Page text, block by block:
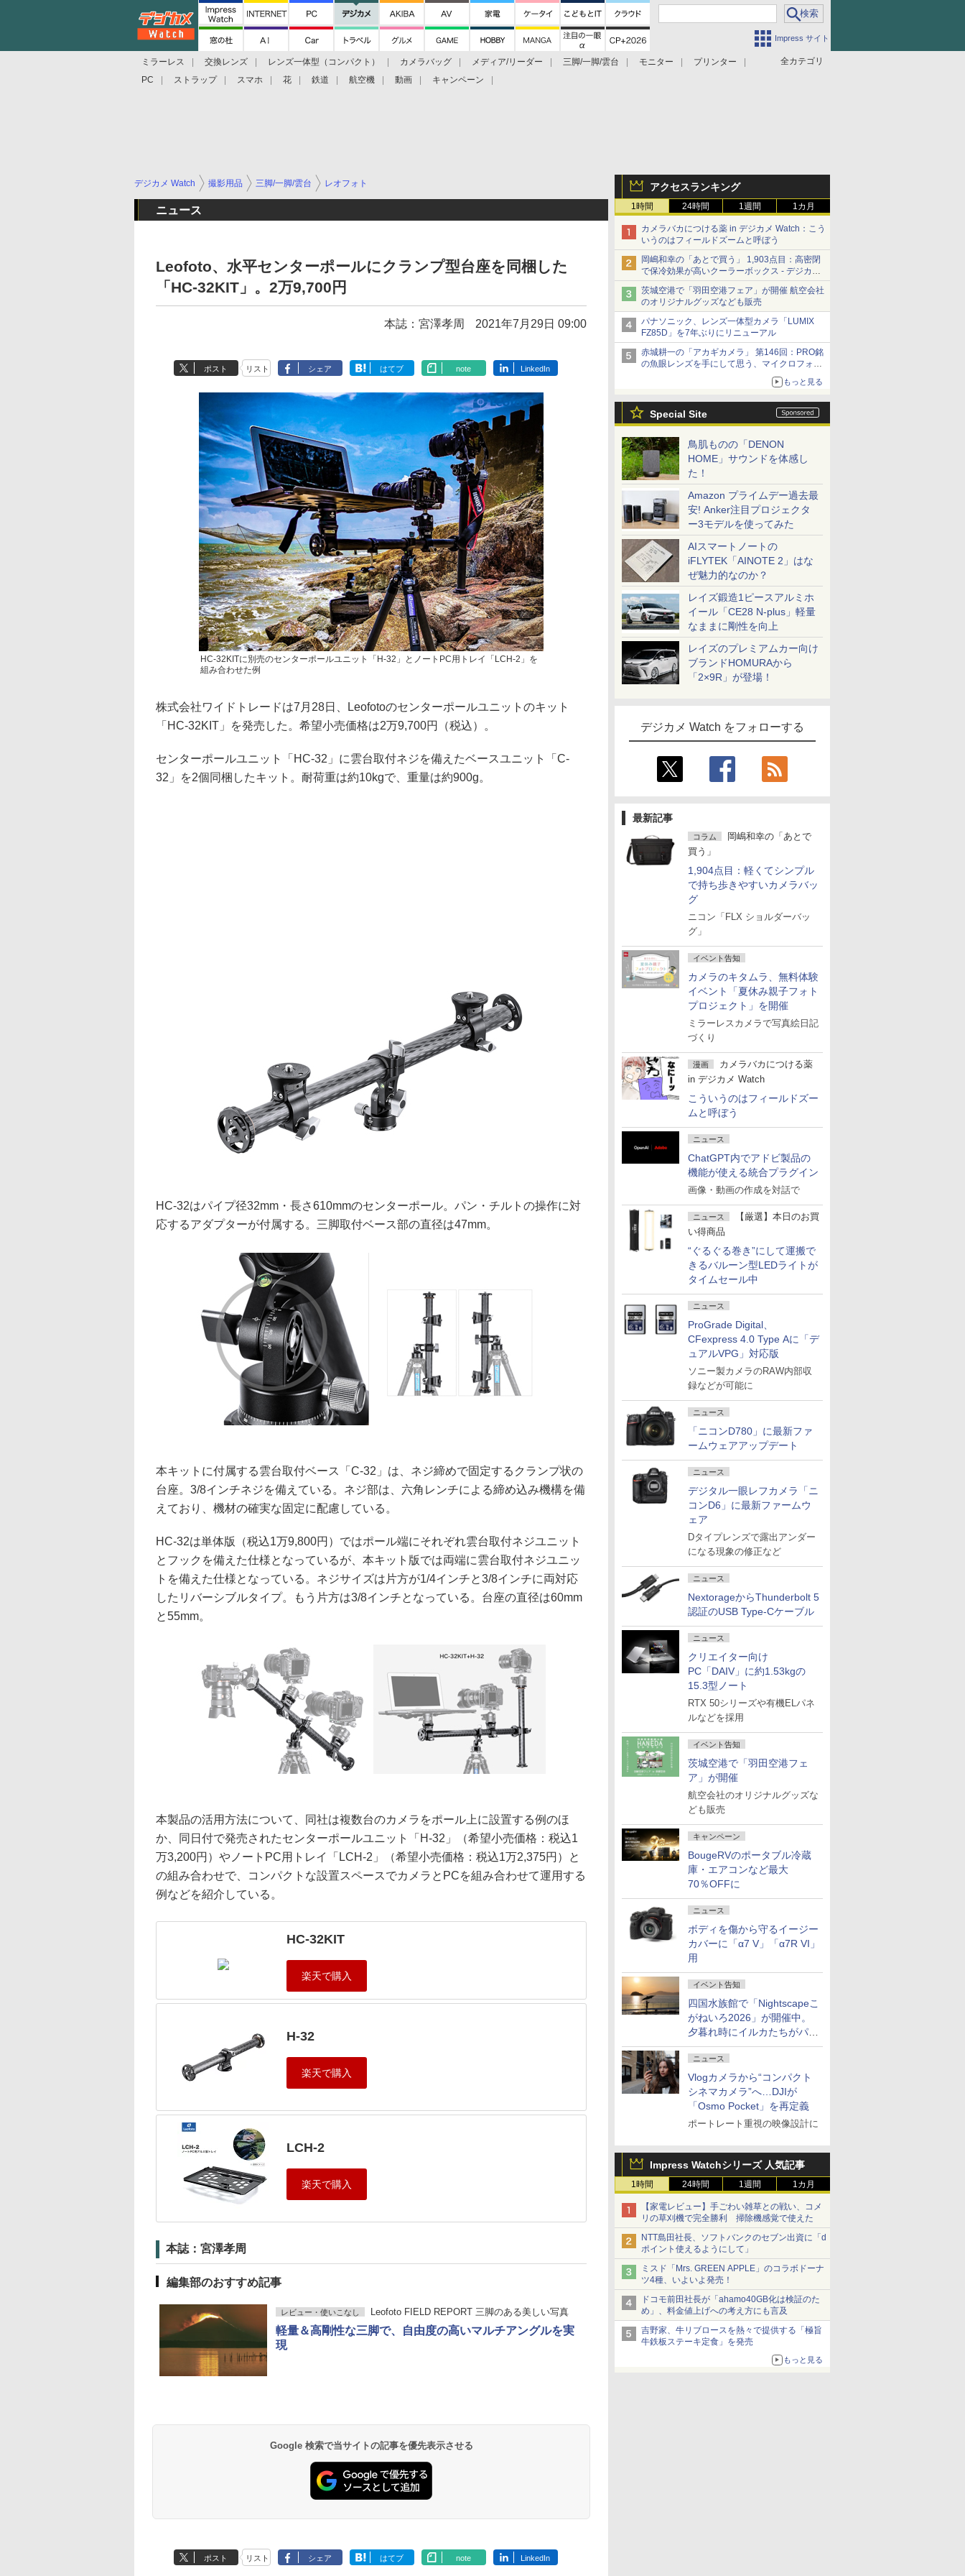
Impress サイト
全カテゴリ
ミラーレス 交換レンズ レンズ一体型（コンパクト） カメラバッグ メディア/リーダー 三脚/一脚/雲台 モニター
プリンター
PC
ストラップ スマホ 花 鉄道 航空機 動画 キャンペーン
アクセスランキング
1時間 24時間 1週間 1カ月
カメラバカにつける薬 in デジカメ Watch：こう
いうのはフィールドズームと呼ぼう
岡嶋和幸の「あとで買う」 1,903点目：高密閉
で保冷効果が高いクーラーボックス - デジカメ
Watch
茨城空港で「羽田空港フェア」が開催 航空会社
のオリジナルグッズなども販売
パナソニック、レンズ一体型カメラ「LUMIX
FZ85D」を7年ぶりにリニューアル
赤城耕一の「アカギカメラ」 第146回：PRO銘
の魚眼レンズを手にして思う、マイクロフォー
もっと見る
Special Site
鳥肌ものの「DENON
HOME」サウンドを体感し
た！
Amazon プライムデー過去最
安! Anker注目プロジェクタ
ー3モデルを使ってみた
AIスマートノートの
iFLYTEK「AINOTE 2」はな
ぜ魅力的なのか？
レイズ鍛造1ピースアルミホ
イール「CE28 N-plus」軽量
なままに剛性を向上
レイズのプレミアムカー向け
ブランドHOMURAから
「2×9R」が登場！
デジカメ Watch をフォローする
最新記事
コラム
岡嶋和幸の「あとで
買う」
1,904点目：軽くてシンプル
で持ち歩きやすいカメラバッ
グ
ニコン「FLX ショルダーバッ
グ」
イベント告知
カメラのキタムラ、無料体験
イベント「夏休み親子フォト
プロジェクト」を開催
ミラーレスカメラで写真絵日記
づくり
漫画
カメラバカにつける薬
in デジカメ Watch
こういうのはフィールドズー
ムと呼ぼう
ニュース
ChatGPT内でアドビ製品の
機能が使える統合プラグイン
画像・動画の作成を対話で
ニュース
【厳選】本日のお買
い得商品
“ぐるぐる巻き”にして運搬で
きるバルーン型LEDライトが
タイムセール中
ニュース
ProGrade Digital、
CFexpress 4.0 Type Aに「デ
ュアルVPG」対応版
ソニー製カメラのRAW内部収
録などが可能に
ニュース
「ニコンD780」に最新ファ
ームウェアアップデート
ニュース
デジタル一眼レフカメラ「ニ
コンD6」に最新ファームウ
ェア
Dタイプレンズで露出アンダー
になる現象の修正など
ニュース
NextorageからThunderbolt 5
認証のUSB Type-Cケーブル
ニュース
クリエイター向け
PC「DAIV」に約1.53kgの
15.3型ノート
RTX 50シリーズや有機ELパネ
ルなどを採用
イベント告知
茨城空港で「羽田空港フェ
ア」が開催
航空会社のオリジナルグッズな
ども販売
キャンペーン
BougeRVのポータブル冷蔵
庫・エアコンなど最大
70％OFFに
ニュース
ボディを傷から守るイージー
カバーに「α7 V」「α7R VI」
用
イベント告知
四国水族館で「Nightscapeこ
がねいろ2026」が開催中。
夕暮れ時にイルカたちがパフ
ォーマンスを繰り広げる
ニュース
Vlogカメラから“コンパクト
シネマカメラ”へ…DJIが
「Osmo Pocket」を再定義
ポートレート重視の映像設計に
Impress Watchシリーズ 人気記事
1時間 24時間 1週間 1カ月
【家電レビュー】手ごわい雑草との戦い、コメ
リの草刈機で完全勝利 掃除機感覚で使えた
NTT島田社長、ソフトバンクのセブン出資に「d
ポイント使えるようにして」
ミスド「Mrs. GREEN APPLE」のコラボドーナ
ツ4種、いよいよ発売！
ドコモ前田社長が「ahamo40GB化は検証のた
め」、料金値上げへの考え方にも言及
吉野家、牛リブロースを熱々で提供する「極旨
牛鉄板ステーキ定食」を発売
もっと見る
デジカメ Watch 撮影用品 三脚/一脚/雲台 レオフォト
ニュース
Leofoto、水平センターポールにクランプ型台座を同梱した
「HC-32KIT」。2万9,700円
本誌：宮澤孝周 2021年7月29日 09:00
ポスト リスト シェア はてブ note LinkedIn
HC-32KITに別売のセンターポールユニット「H-32」とノートPC用トレイ「LCH-2」を
組み合わせた例
株式会社ワイドトレードは7月28日、Leofotoのセンターポールユニットのキット
「HC-32KIT」を発売した。希望小売価格は2万9,700円（税込）。
センターポールユニット「HC-32」に雲台取付ネジを備えたベースユニット「C-
32」を2個同梱したキット。耐荷重は約10kgで、重量は約900g。
HC-32はパイプ径32mm・長さ610mmのセンターポール。パン・チルトの操作に対
応するアダプターが付属する。三脚取付ベース部の直径は47mm。
本キットに付属する雲台取付ベース「C-32」は、ネジ締めで固定するクランプ状の
台座。3/8インチネジを備えている。ネジ部は、六角レンチによる締め込み機構を備
えており、機材の確実な固定に配慮している。
HC-32は単体版（税込1万9,800円）ではポール端にそれぞれ雲台取付ネジユニット
とフックを備えた仕様となっているが、本キット版では両端に雲台取付ネジユニッ
トを備えた仕様となっている。ネジサイズは片方が1/4インチと3/8インチに両対応
したリバーシブルタイプ。もう片方は3/8インチとなっている。台座の直径は60mm
と55mm。
本製品の活用方法について、同社は複数台のカメラをポール上に設置する例のほ
か、同日付で発売されたセンターポールユニット「H-32」（希望小売価格：税込1
万3,200円）やノートPC用トレイ「LCH-2」（希望小売価格：税込1万2,375円）と
の組み合わせで、コンパクトな設置スペースでカメラとPCを組み合わせて運用する
例などを紹介している。
HC-32KIT
H-32
LCH-2
本誌：宮澤孝周
編集部のおすすめ記事
レビュー・使いこなし Leofoto FIELD REPORT 三脚のある美しい写真
軽量＆高剛性な三脚で、自由度の高いマルチアングルを実
現
Google 検索で当サイトの記事を優先表示させる
ポスト リスト シェア はてブ note LinkedIn